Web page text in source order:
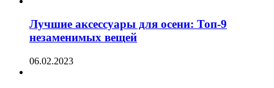
Лучшие аксессуары для осени: Топ-9
незаменимых вещей
06.02.2023